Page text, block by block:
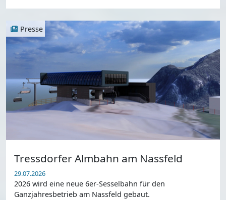
Presse
Tressdorfer Almbahn am Nassfeld
29.07.2026
2026 wird eine neue 6er-Sesselbahn für den
Ganzjahresbetrieb am Nassfeld gebaut.